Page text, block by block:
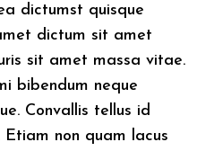
dictumst quisque
dictum sit amet
sit amet massa vitae.
bibendum neque
Convallis tellus id
non quam lacus